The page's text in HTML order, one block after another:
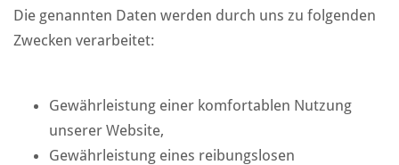
Die genannten Daten werden durch uns zu folgenden
Zwecken verarbeitet:
Gewährleistung einer komfortablen Nutzung
unserer Website,
Gewährleistung eines reibungslosen